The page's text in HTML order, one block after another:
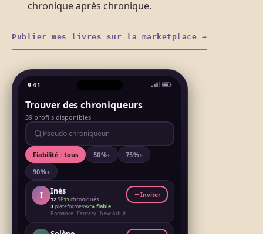
chronique après chronique.
Publier mes livres sur la marketplace →
9:41
Trouver des chroniqueurs
39 profils disponibles
Pseudo chroniqueur
Fiabilité : tous 50 %+
75 %+
90 %+
I Inès
12SP11 chroniqués
3plateformes92 % fiable
Romance · Fantasy · New Adult
Inviter